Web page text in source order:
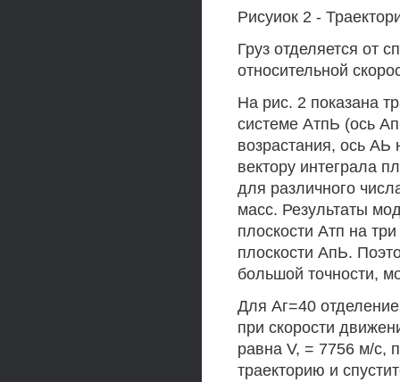
Рисуиок 2 -
Груз отделяется от
относительной
На рис. 2 показана
системе АтпЬ (ось
возрастания, ось АЬ
вектору интеграла
для различного
масс. Результаты
плоскости Атп на
плоскости АпЬ.
большой точности,
Для Аг=40
при скорости
равна V, = 7756 м/с,
траекторию и